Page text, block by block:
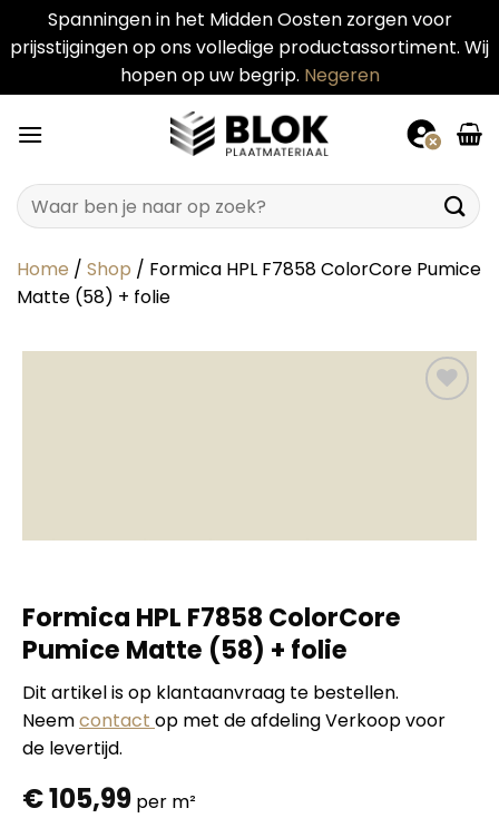
Spanningen in het Midden Oosten zorgen voor
prijsstijgingen op ons volledige productassortiment. Wij
hopen op uw begrip. Negeren
naar
Zoeken
naar:
Home / Shop / Formica HPL F7858 ColorCore Pumice
Matte (58) + folie
Formica HPL F7858 ColorCore
Pumice Matte (58) + folie
Dit artikel is op klantaanvraag te bestellen.
Neemcontact op met de afdeling Verkoop voor
de levertijd.
€105,99 per m²